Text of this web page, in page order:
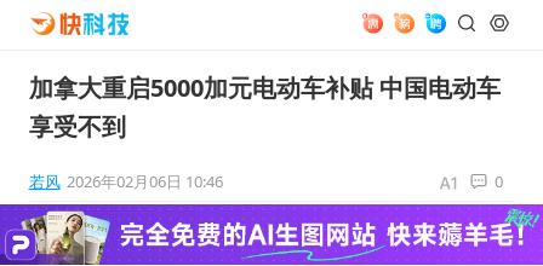
加拿大重启5000加元电动车补贴 中国电动车
享受不到
若风 2026年02月06日 10:46 0